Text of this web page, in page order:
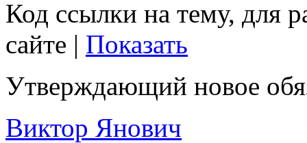
Код ссылки на тему, для
сайте | Показать
Утверждающий новое
Виктор Янович